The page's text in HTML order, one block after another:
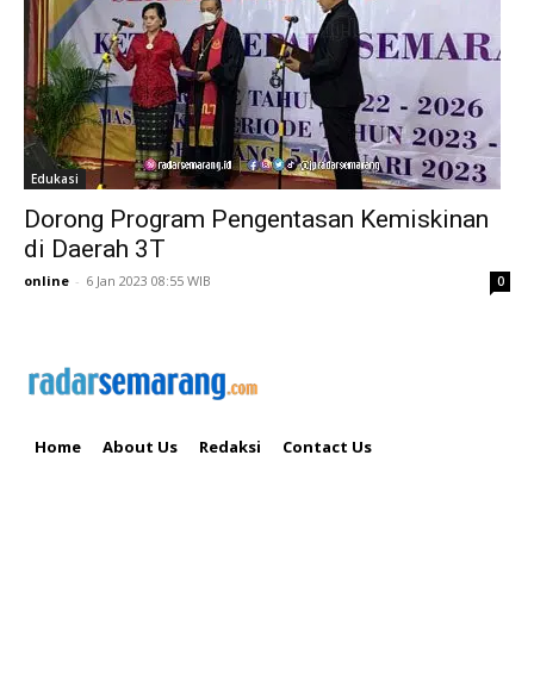
Edukasi
Dorong Program Pengentasan Kemiskinan
di Daerah 3T
online - 6 Jan 2023 08:55 WIB 0
Home About Us Redaksi Contact Us